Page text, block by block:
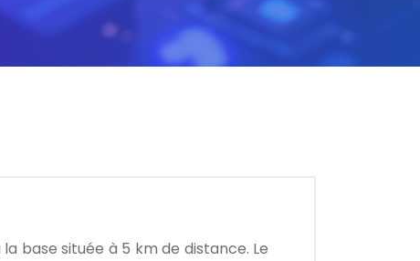
base située à 5 km de distance. Le